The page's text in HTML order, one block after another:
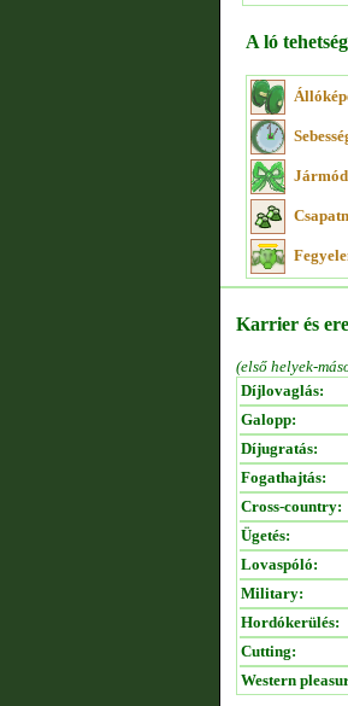
A ló
Jármód
Karrier és
(első helyek-
Díjlovaglás:
Galopp:
Díjugratás:
Fogathajtás:
Cross-country:
Ügetés:
Lovaspóló:
Military:
Hordókerülés:
Cutting:
Western